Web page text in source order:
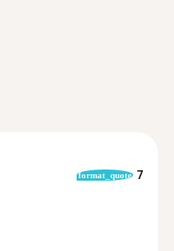
format_quote 7